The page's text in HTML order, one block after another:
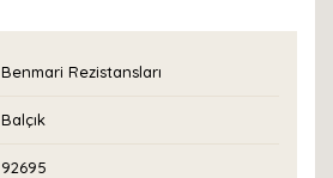
Benmari Rezistansları
Balçık
92695